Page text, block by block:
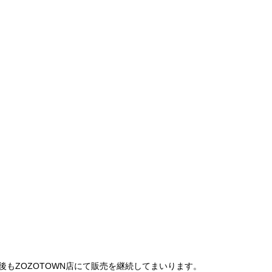
ZOZOTOWN店にて販売を継続してまいります。